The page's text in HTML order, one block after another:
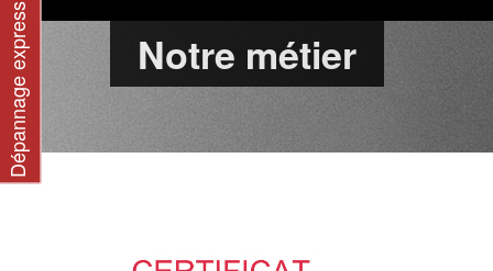
Notre métier
Dépannage express